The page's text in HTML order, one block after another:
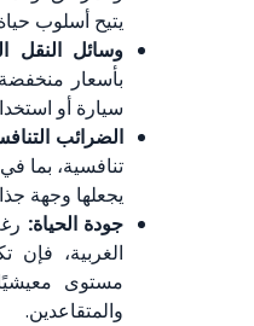
يتيح أسلوب
وسائل النقل
بأسعار
سيارة أو
الضرائب
تنافسية، بما
يجعلها وجهة
جودة الحياة:
الغربية، فإن
مستوى
والمتقاعدين.